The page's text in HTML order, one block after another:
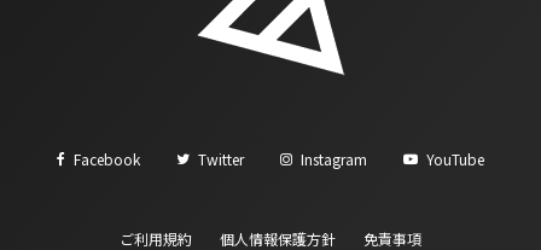
Facebook Twitter Instagram YouTube
ご利用規約 個人情報保護方針 免責事項